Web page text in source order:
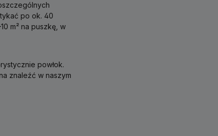
po ok. 40
m² na puszkę, w
powłok.
znaleźć w naszym